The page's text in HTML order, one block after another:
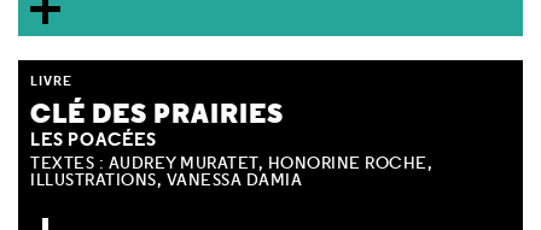
CLÉ DES PRAIRIES
LES POACÉES
LIVRE
TEXTES : AUDREY MURATET, HONORINE ROCHE,
ILLUSTRATIONS, VANESSA DAMIA